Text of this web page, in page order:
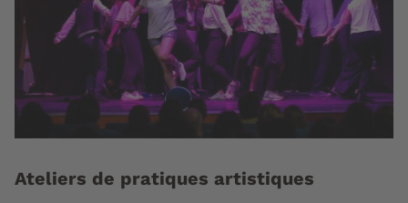
Ateliers de pratiques artistiques